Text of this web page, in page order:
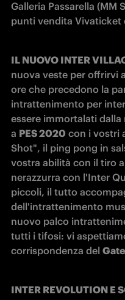
Galleria Passarella (MM
punti vendita Vivaticket
IL NUOVO INTER
nuova veste per offrirvi
ore che precedono la
intrattenimento per
essere immortalati
a PES 2020 con i vostri
Shot", il ping pong in
vostra abilità con il tiro
nerazzurra con l'Inter
piccoli, il tutto
dell'intrattenimento
nuovo palco
tutti i tifosi: vi
corrispondenza del
INTER REVOLUTION E